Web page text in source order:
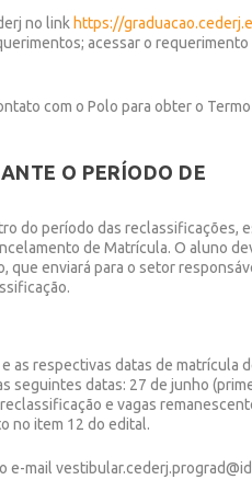
no link https://
acessar o requerimento
com o Polo para obter o
O PERÍODO DE
do período das reclassificações,
de Matrícula. O aluno
que enviará para o setor
as respectivas datas de matrícula
seguintes datas: 27 de junho
e vagas
no item 12 do edital.
e-mail